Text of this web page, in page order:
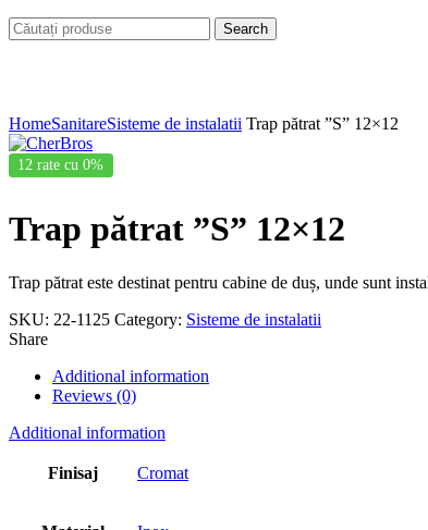
Search
HomeSanitareSisteme de instalatii Trap pătrat ”S” 12×12
12 rate cu 0%
Trap pătrat ”S” 12×12
Trap pătrat este destinat pentru cabine de duș, unde sunt
SKU: 22-1125 Category: Sisteme de instalatii
Share
Additional information
Reviews (0)
Additional information
Finisaj Cromat